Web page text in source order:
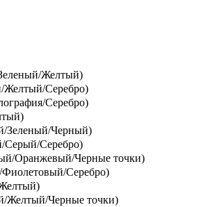
Желтый)
Серебро)
Серебро)
Зеленый/Черный)
Серебро)
Оранжевый/Черные точки)
Серебро)
Желтый/Черные точки)